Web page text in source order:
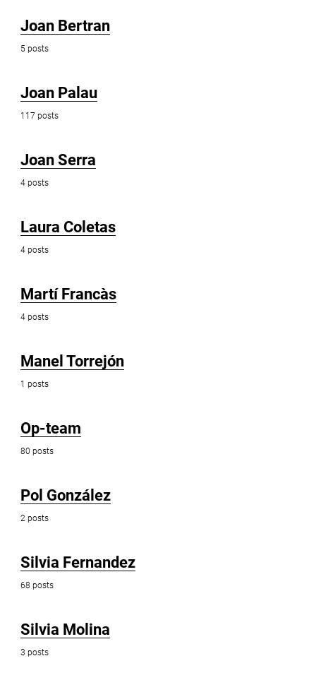
Joan Bertran
5 posts
Joan Palau
117 posts
Joan Serra
4 posts
Laura Coletas
4 posts
Martí Francàs
4 posts
Manel Torrejón
1 posts
Op-team
80 posts
Pol González
2 posts
Silvia Fernandez
68 posts
Silvia Molina
3 posts